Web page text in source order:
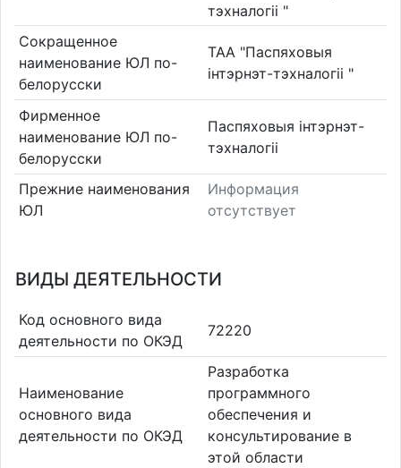
тэхналогіі "
Сокращенное
наименование ЮЛ по-
белорусски
ТАА "Паспяховыя
інтэрнэт-тэхналогіі "
Фирменное
наименование ЮЛ по-
белорусски
Паспяховыя інтэрнэт-
тэхналогіі
Прежние наименования
ЮЛ
Информация
отсутствует
ВИДЫ ДЕЯТЕЛЬНОСТИ
Код основного вида
деятельности по ОКЭД
72220
Наименование
основного вида
деятельности по ОКЭД
Разработка
программного
обеспечения и
консультирование в
этой области